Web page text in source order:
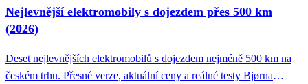
Nejlevnější elektromobily s dojezdem přes 500 km
(2026)
Deset nejlevnějších elektromobilů s dojezdem nejméně 500 km na
českém trhu. Přesné verze, aktuální ceny a reálné testy Bjørna